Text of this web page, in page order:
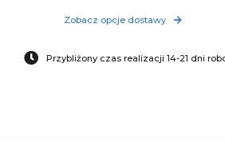
Zobacz opcje dostawy
Przybliżony czas realizacji 14-21 dni